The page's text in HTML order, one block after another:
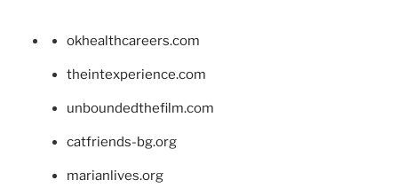
okhealthcareers.com
theintexperience.com
unboundedthefilm.com
catfriends-bg.org
marianlives.org